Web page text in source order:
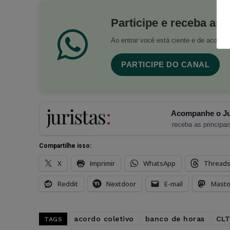
Participe e receba as
Ao entrar você está ciente e de acordo
PARTICIPE DO CANAL
Acompanhe o
receba as
Compartilhe isso:
X Imprimir WhatsApp Threads
Reddit Nextdoor E-mail
TAGS acordo coletivo banco de horas CLT